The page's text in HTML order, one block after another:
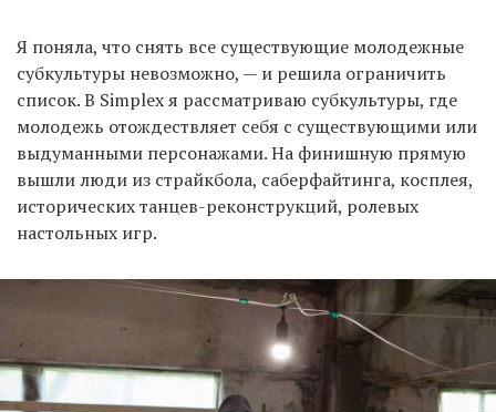
Я поняла, что снять все существующие молодежные
субкультуры невозможно, — и решила ограничить
список. В Simplex я рассматриваю субкультуры, где
молодежь отождествляет себя с существующими или
выдуманными персонажами. На финишную прямую
вышли люди из страйкбола, саберфайтинга, косплея,
исторических танцев-реконструкций, ролевых
настольных игр.